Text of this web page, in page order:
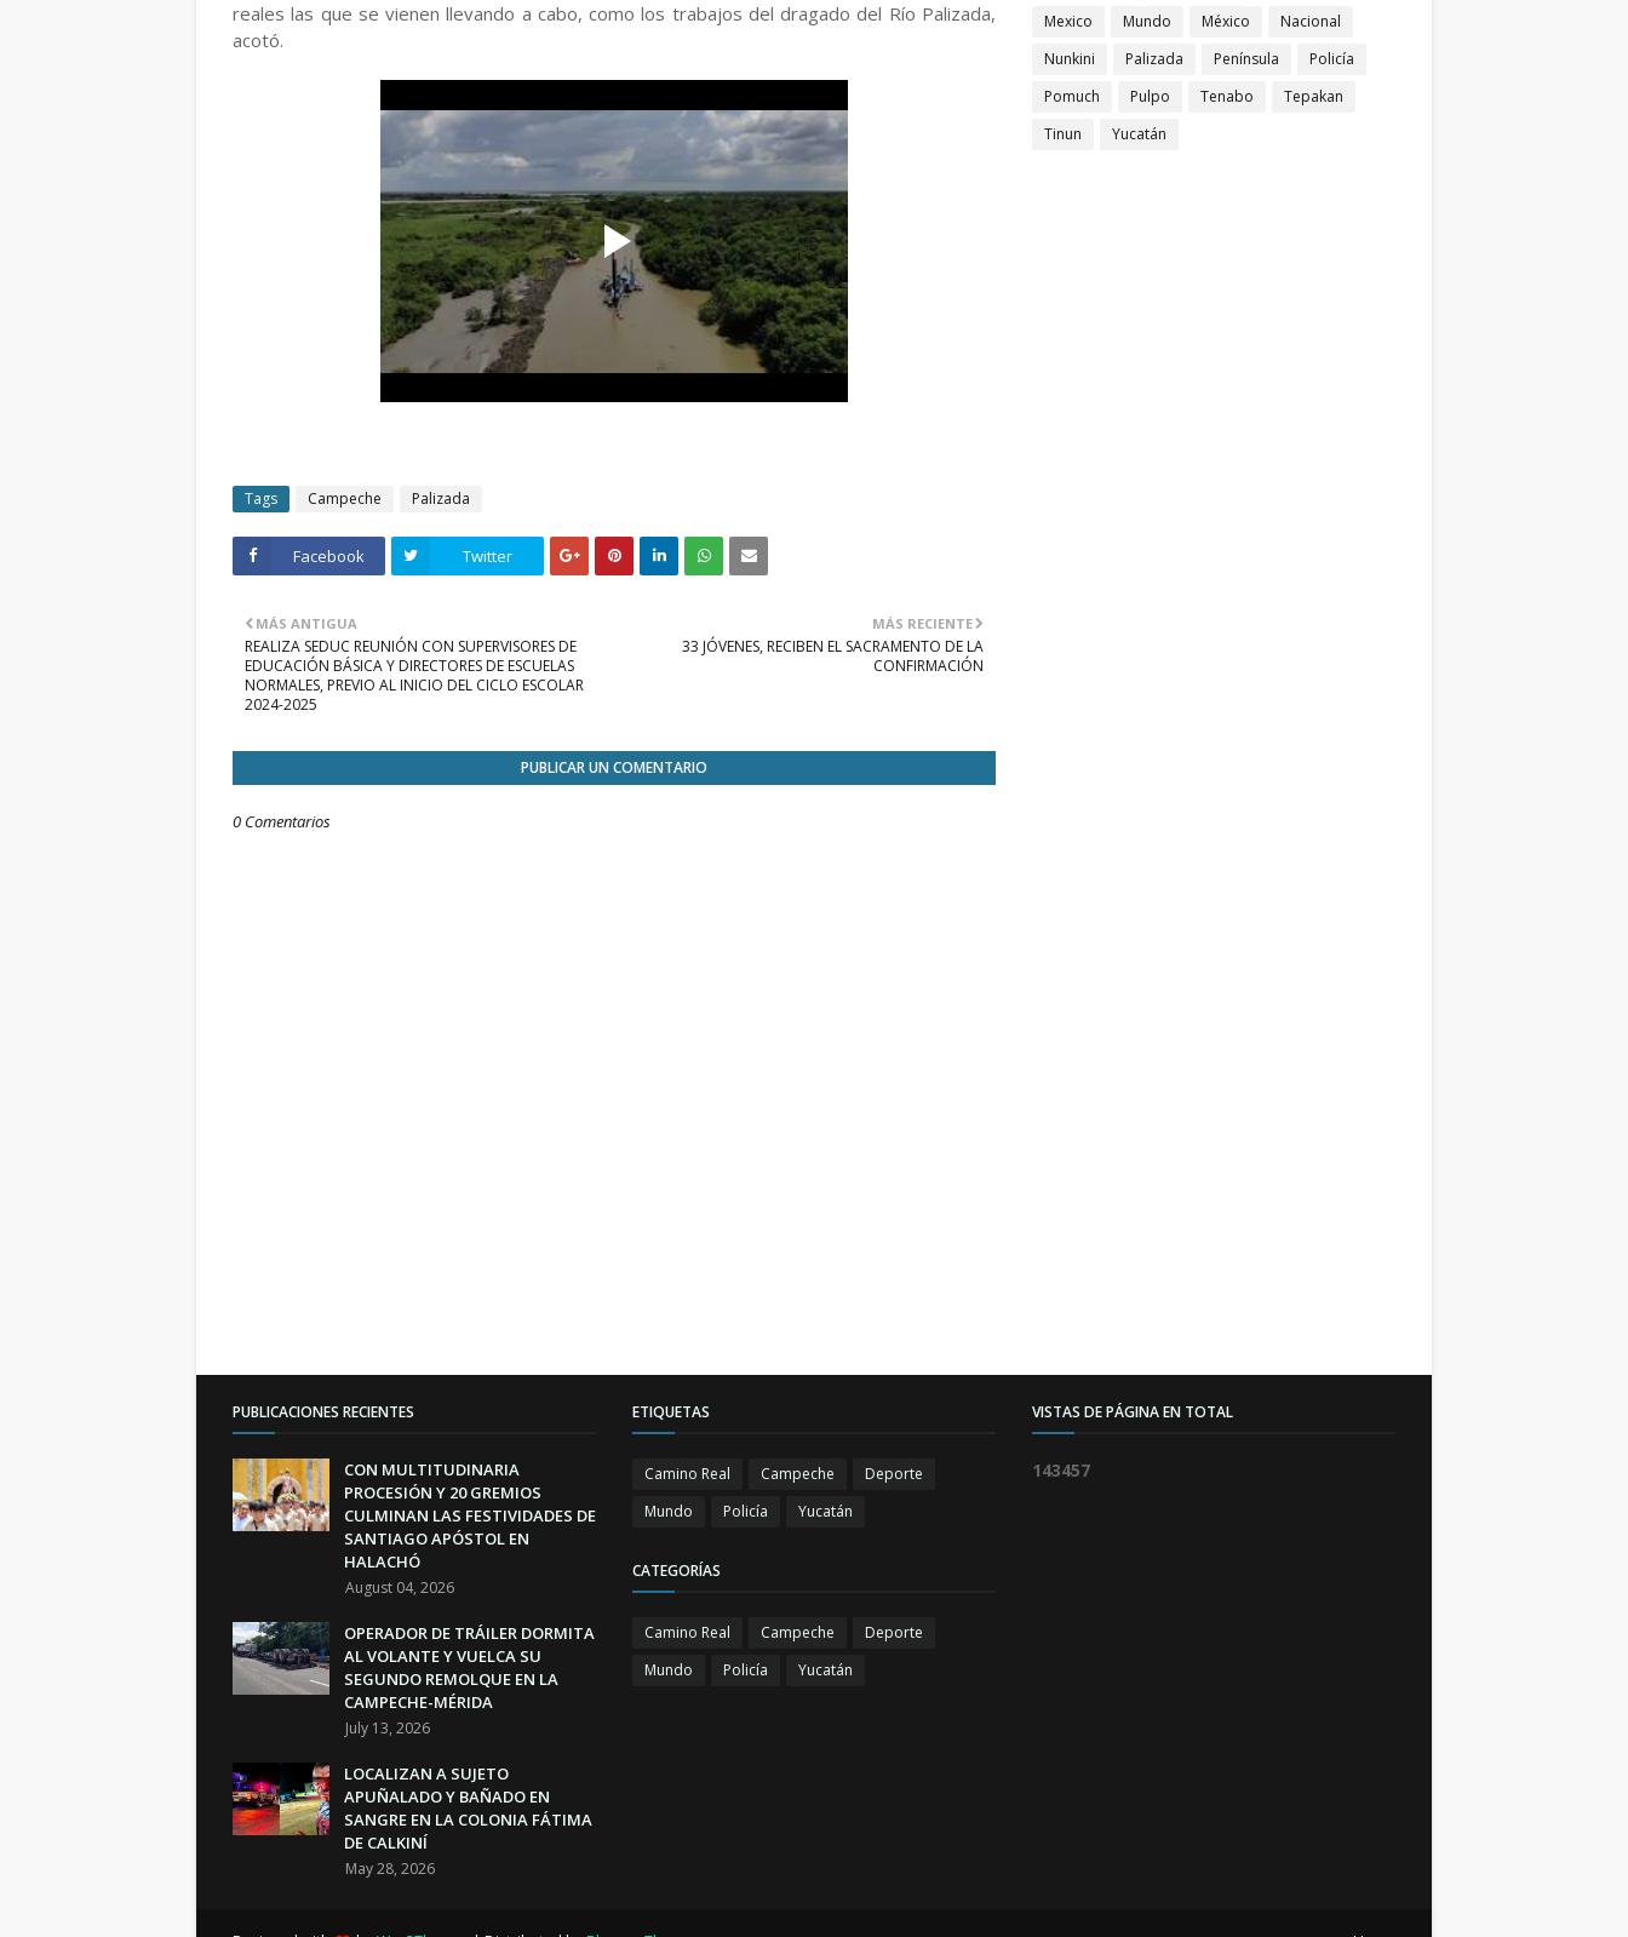
reales las que se vienen llevando a cabo, como los trabajos del dragado del Río Palizada,
acotó.
Tags Campeche Palizada
Facebook Twitter
MÁS RECIENTE
33 JÓVENES, RECIBEN EL SACRAMENTO DE LA
CONFIRMACIÓN
MÁS ANTIGUA
REALIZA SEDUC REUNIÓN CON SUPERVISORES DE
EDUCACIÓN BÁSICA Y DIRECTORES DE ESCUELAS
NORMALES, PREVIO AL INICIO DEL CICLO ESCOLAR
2024-2025
PUBLICAR UN COMENTARIO
0 Comentarios
Mexico
Mundo México
Nacional
Nunkini
Palizada Península
Policía
Pomuch
Pulpo Tenabo
Tepakan
Tinun
Yucatán
PUBLICACIONES RECIENTES
CON MULTITUDINARIA
PROCESIÓN Y 20 GREMIOS
CULMINAN LAS FESTIVIDADES DE
SANTIAGO APÓSTOL EN
HALACHÓ
August 04, 2026
OPERADOR DE TRÁILER DORMITA
AL VOLANTE Y VUELCA SU
SEGUNDO REMOLQUE EN LA
CAMPECHE-MÉRIDA
July 13, 2026
LOCALIZAN A SUJETO
APUÑALADO Y BAÑADO EN
SANGRE EN LA COLONIA FÁTIMA
DE CALKINÍ
May 28, 2026
ETIQUETAS
Camino Real Campeche
Deporte
Mundo
Policía Yucatán
CATEGORÍAS
Camino Real Campeche
Deporte
Mundo
Policía Yucatán
VISTAS DE PÁGINA EN TOTAL
143457